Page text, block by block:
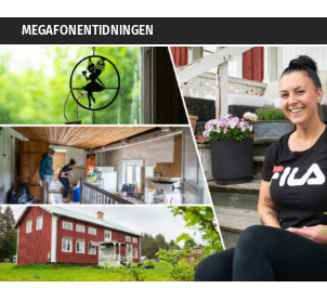
MEGAFONENTIDNINGEN